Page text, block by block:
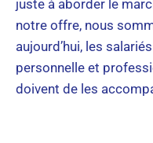
juste à aborder le
notre offre, nous
aujourd’hui, les
personnelle et
doivent de les